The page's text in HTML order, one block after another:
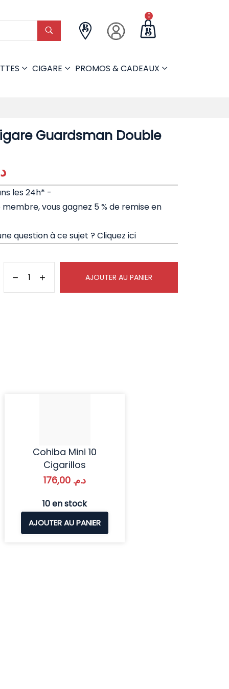
0
CIGARE
PROMOS & CADEAUX
Guardsman Double
les 24h* -
vous gagnez 5 % de remise en
question à ce sujet ?Cliquez ici
AJOUTER AU PANIER
Cohiba Mini 10
Cigarillos
د.م.
10 en stock
AJOUTER AU PANIER